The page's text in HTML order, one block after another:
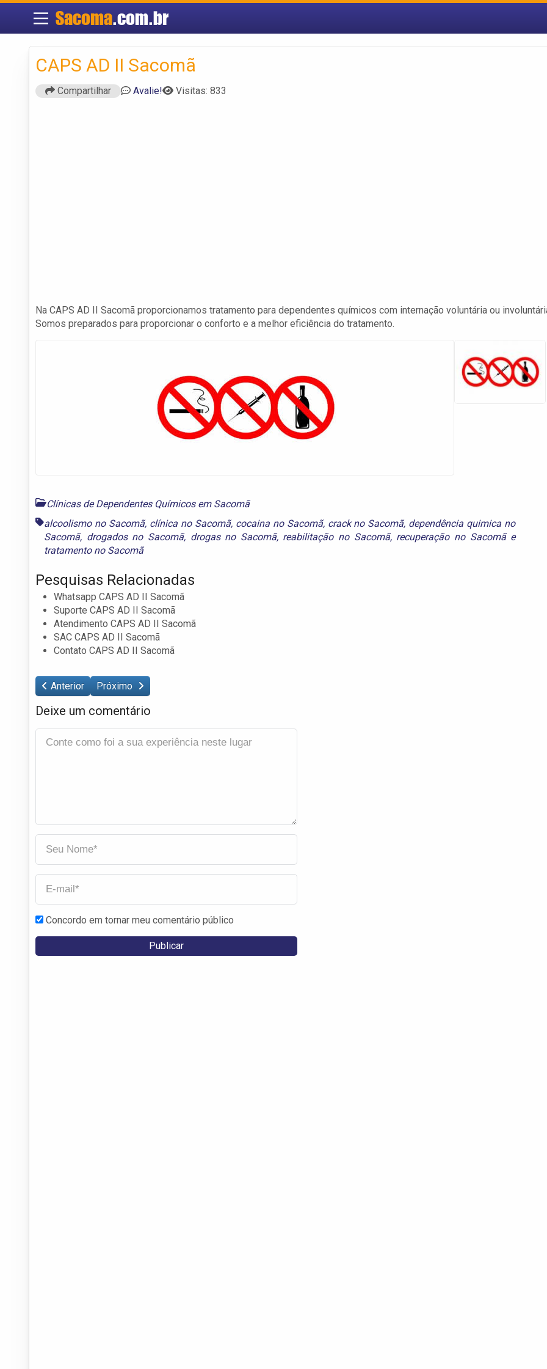
Sacoma.com.br
CAPS AD II Sacomã
Compartilhar Avalie! Visitas: 833
Na CAPS AD II Sacomã proporcionamos tratamento para dependentes químicos com internação voluntária ou
Somos preparados para proporcionar o conforto e a melhor eficiência do tratamento.
Clínicas de Dependentes Químicos em Sacomã
alcoolismo no Sacomã, clínica no Sacomã, cocaina no Sacomã, crack no Sacomã, dependência quimica no
Sacomã, drogados no Sacomã, drogas no Sacomã, reabilitação no Sacomã, recuperação no Sacomãe
tratamento no Sacomã
Pesquisas Relacionadas
Whatsapp CAPS AD II Sacomã
Suporte CAPS AD II Sacomã
Atendimento CAPS AD II Sacomã
SAC CAPS AD II Sacomã
Contato CAPS AD II Sacomã
Anterior Próximo
Deixe um comentário
Concordo em tornar meu comentário público